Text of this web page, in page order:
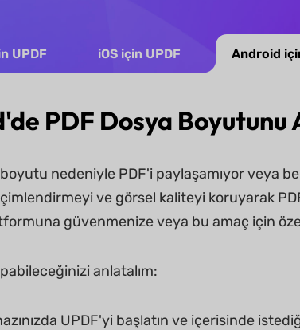
UPDF iOS için UPDF Android
PDF Dosya Boyutunu
nedeniyle PDF'i paylaşamıyor veya
ve görsel kaliteyi koruyarak
güvenmenize veya bu amaç için
anlatalım:
UPDF'yi başlatın ve içerisinde